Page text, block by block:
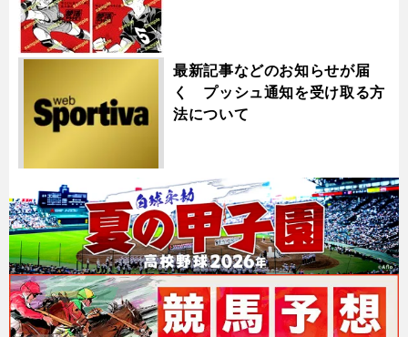
最新記事などのお知らせが届
く プッシュ通知を受け取る方
法について